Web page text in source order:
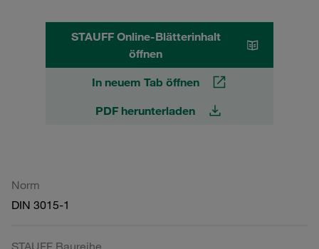
STAUFF Online-Blätterinhalt
öffnen
In neuem Tab öffnen
PDF herunterladen
Norm
DIN 3015-1
STAUFF Baureihe